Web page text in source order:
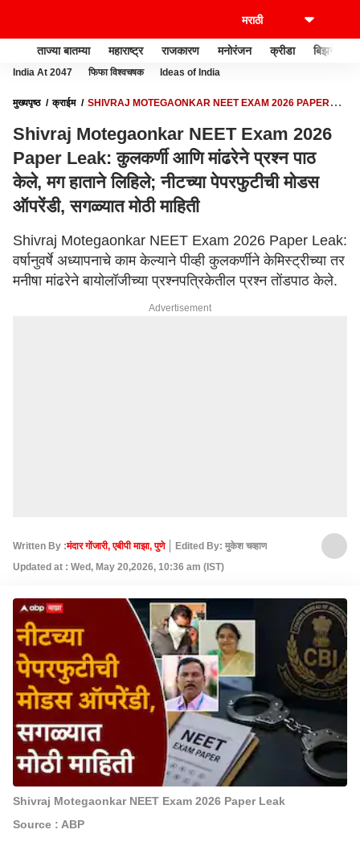
ताज्या बातम्या महाराष्ट्र राजकारण मनोरंजन क्रीडा बिझनेस
India At 2047 फिफा विश्वचषक Ideas of India
मुख्यपृष्ठ क्राईम
SHIVRAJ MOTEGAONKAR NEET EXAM 2026 PAPER
ऑपरेंडी, सगळ्यात मोठी माहिती
Shivraj Motegaonkar NEET Exam 2026
Paper Leak: कुलकर्णी आणि मांढरेने प्रश्न पाठ
केले, मग हाताने लिहिले; नीटच्या पेपरफुटीची मोडस
ऑपरेंडी, सगळ्यात मोठी माहिती
Shivraj Motegaonkar NEET Exam 2026 Paper Leak:
वर्षानुवर्षे अध्यापनाचे काम केल्याने पीव्ही कुलकर्णीने केमिस्ट्रीच्या तर
मनीषा मांढरेने बायोलॉजीच्या प्रश्नपत्रिकेतील प्रश्न तोंडपाठ केले.
Advertisement
Written By :मंदार गोंजारी, एबीपी माझा, पुणे
Edited By: मुकेश चव्हाण
Updated at : Wed, May 20,2026, 10:36 am (IST)
Shivraj Motegaonkar NEET Exam 2026 Paper Leak
Source : ABP